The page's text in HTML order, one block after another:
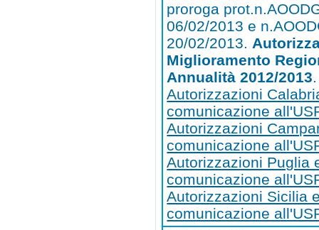
proroga
06/02/2013 e
20/02/2013.
Miglioramento
Annualità 2012/2013.
Autorizzazioni
comunicazione
Autorizzazioni
comunicazione
Autorizzazioni Puglia
comunicazione
Autorizzazioni Sicilia
comunicazione